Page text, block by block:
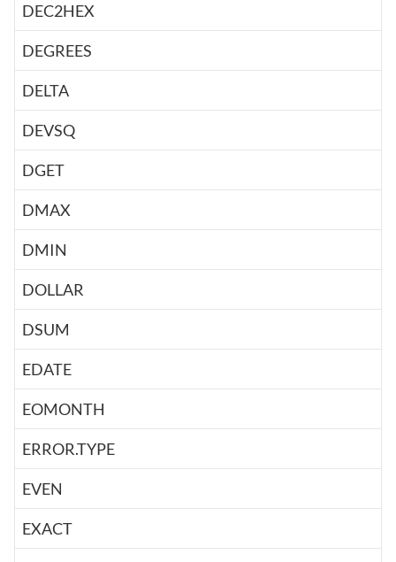
DEC2HEX
DEGREES
DELTA
DEVSQ
DGET
DMAX
DMIN
DOLLAR
DSUM
EDATE
EOMONTH
ERROR.TYPE
EVEN
EXACT